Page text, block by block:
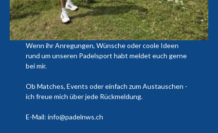
Wenn ihr Anregungen, Wünsche oder coole Ideen
rund um unseren Padelsport habt meldet euch gerne
bei mir.
Ob Matches, Events oder einfach zum Austauschen -
ich freue mich über jede Rückmeldung.
E-Mail: info@padelnws.ch